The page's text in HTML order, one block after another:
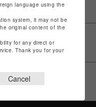
＆使える
ポイント進呈
がオトクに
language using the
system, it may not be
original content of the
for any direct or
Thank you for your
Cancel